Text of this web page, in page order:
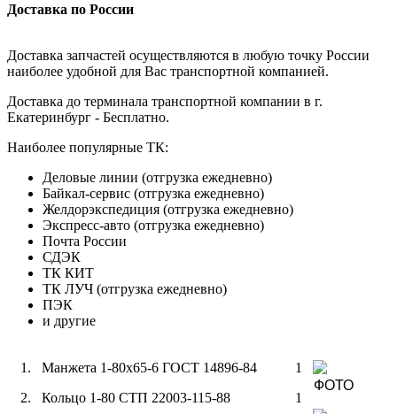
Доставка по России
Доставка запчастей осуществляются в любую точку России
наиболее удобной для Вас транспортной компанией.
Доставка до терминала транспортной компании в г.
Екатеринбург - Бесплатно.
Наиболее популярные ТК:
Деловые линии (отгрузка ежедневно)
Байкал-сервис (отгрузка ежедневно)
Желдорэкспедиция (отгрузка ежедневно)
Экспресс-авто (отгрузка ежедневно)
Почта России
СДЭК
ТК КИТ
ТК ЛУЧ (отгрузка ежедневно)
ПЭК
и другие
1. Манжета 1-80х65-6 ГОСТ 14896-84
2. Кольцо 1-80 СТП 22003-115-88
1
1